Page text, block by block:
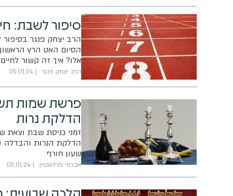
סיפור לשבת:
הרב יצחק פנגר
הסיום האט הרץ
אלו? איך זה קשור
הרב יצחק פנגר 05.01.24
פרשת שמות
הדלקת נרות
זמני כניסת שבת
שעון חורף
אברמי פרלשטיין 05.01.24
הלכה שבועית: